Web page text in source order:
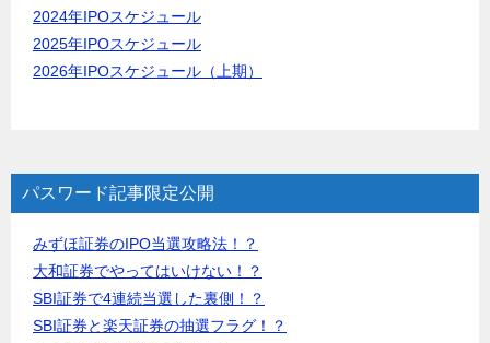
2024年IPOスケジュール
2025年IPOスケジュール
2026年IPOスケジュール（上期）
パスワード記事限定公開
みずほ証券のIPO当選攻略法！？
大和証券でやってはいけない！？
SBI証券で4連続当選した裏側！？
SBI証券と楽天証券の抽選フラグ！？